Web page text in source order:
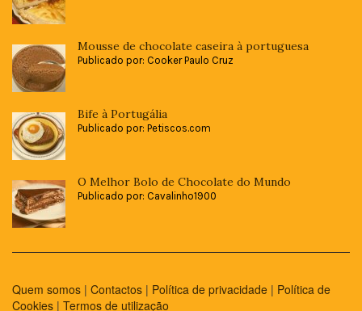
Mousse de chocolate caseira à portuguesa
Publicado por: Cooker Paulo Cruz
Bife à Portugália
Publicado por: Petiscos.com
O Melhor Bolo de Chocolate do Mundo
Publicado por: Cavalinho1900
Quem somos | Contactos | Política de privacidade | Política de
Cookies | Termos de utilização